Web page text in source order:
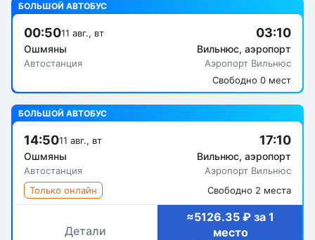
БОЛЬШОЙ АВТОБУС
00:5011 авг., вт
Ошмяны
Автостанция
03:10
Вильнюс, аэропорт
Аэропорт Вильнюс
Свободно 0 мест
БОЛЬШОЙ АВТОБУС
14:5011 авг., вт
Ошмяны
Автостанция
17:10
Вильнюс, аэропорт
Аэропорт Вильнюс
Только онлайн
Свободно 2 места
Детали
≈5126.35 ₽ за 1
место